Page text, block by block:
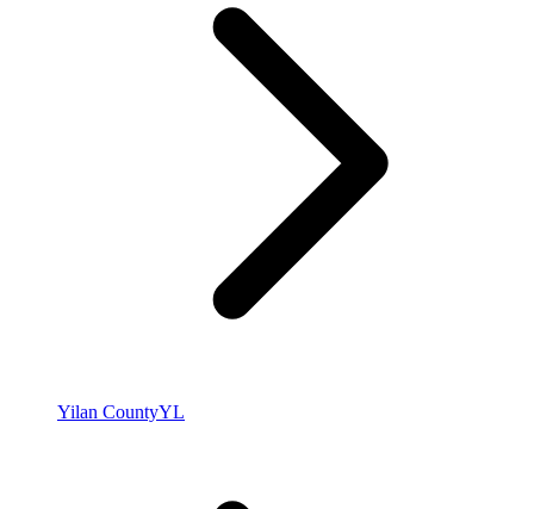
Yilan CountyYL